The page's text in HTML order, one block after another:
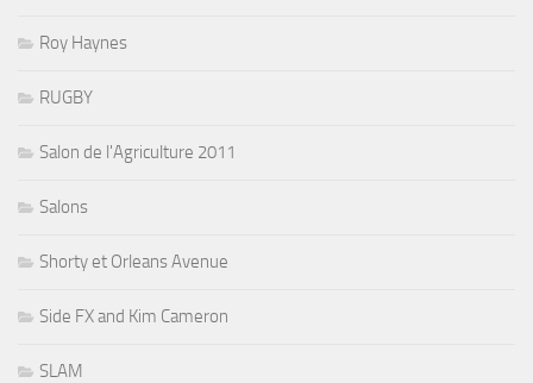
Roy Haynes
RUGBY
Salon de l'Agriculture 2011
Salons
Shorty et Orleans Avenue
Side FX and Kim Cameron
SLAM